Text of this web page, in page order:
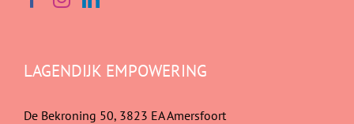
LAGENDIJK EMPOWERING
De Bekroning 50, 3823 EA Amersfoort